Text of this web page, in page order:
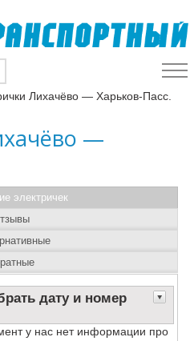
Лихачёво — Харьков-Пасс.
—
электричек
дату и номер
у нас нет информации про